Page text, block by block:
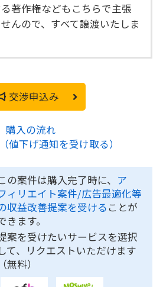
著作権などもこちらで主張
んので、すべて譲渡いたしま
交渉申込み
購入の流れ
値下げ通知を受け取る）
の案件は購入完了時に、 ア
ィリエイト案件/広告最適化等
収益改善提案を受ける ことが
きます。
案を受けたいサービスを選択
して、リクエストいただけます
（無料）